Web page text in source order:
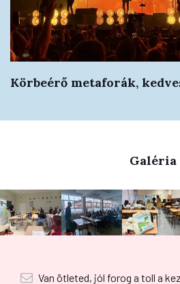
Körbeérő metaforák,
Galéria
Van ötleted, jól forog a toll a